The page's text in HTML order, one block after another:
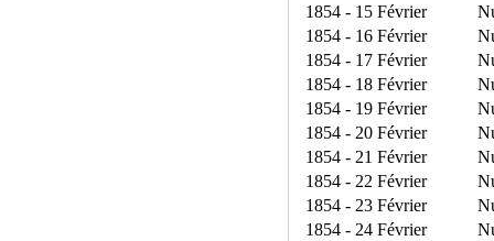
1854 - 15 Février
1854 - 16 Février
1854 - 17 Février
1854 - 18 Février
1854 - 19 Février
1854 - 20 Février
1854 - 21 Février
1854 - 22 Février
1854 - 23 Février
1854 - 24 Février